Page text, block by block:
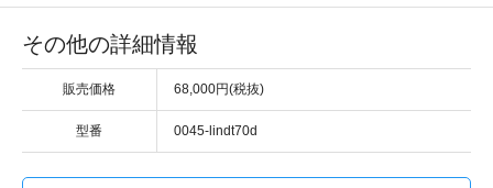
その他の詳細情報
販売価格 68,000円(税抜)
型番 0045-lindt70d